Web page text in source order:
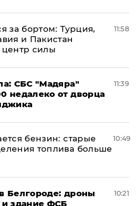
за бортом: Турция,
и Пакистан
силы
11:58
СБС "Мадяра"
недалеко от дворца
11:39
бензин: старые
топлива больше
10:49
Белгороде: дроны
и здание ФСБ
10:21